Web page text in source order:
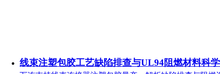
线束注塑包胶工艺缺陷排查与UL94阻燃材料科